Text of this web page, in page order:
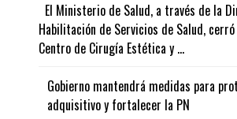
El Ministerio de Salud, a través de la
Habilitación de Servicios de Salud,
Centro de Cirugía Estética y ...
Gobierno mantendrá medidas para
adquisitivo y fortalecer la PN